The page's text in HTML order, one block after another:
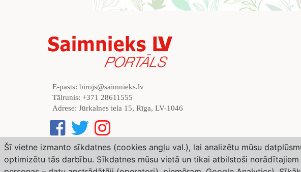
E-pasts: birojs@saimnieks.lv
Tālrunis: +371 28611555
Adrese: Jūrkalnes iela 15, Rīga, LV-1046
Weather forecast from Yr, delivered by the Norwegian
Šī vietne izmanto sīkdatnes (cookies angļu val.), lai analizētu mūsu
optimizētu tās darbību. Sīkdatnes mūsu vietā un tikai atbilstoši